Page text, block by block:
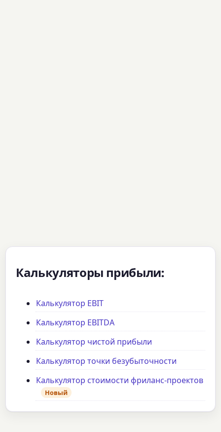
Калькуляторы прибыли:
Калькулятор EBIT
Калькулятор EBITDA
Калькулятор чистой прибыли
Калькулятор точки безубыточности
Калькулятор стоимости фриланс-проектов
Новый